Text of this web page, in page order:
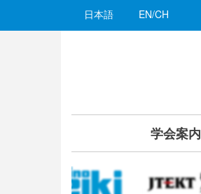
日本語 EN/CH
学会案内